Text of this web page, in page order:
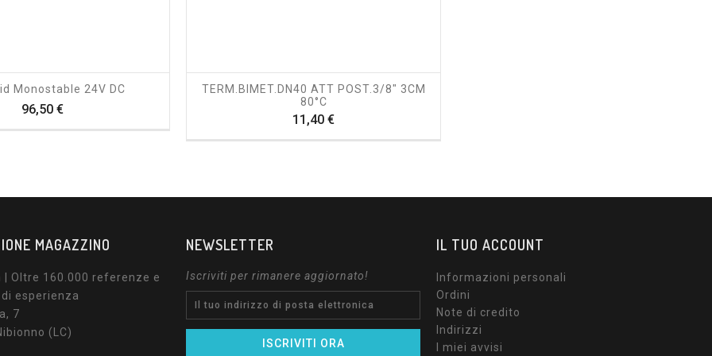
Monostable 24V DC
96,50 €Prezzo
TERM.BIMET.DN40 ATT POST.3/8" 3CM
80°C
11,40 €Prezzo
MAGAZZINO
| Oltre 160.000 referenze e
esperienza
7
(LC)
NEWSLETTER
Iscriviti per rimanere aggiornato!
IL TUO ACCOUNT
Informazioni personali
Ordini
Note di credito
Indirizzi
I miei avvisi